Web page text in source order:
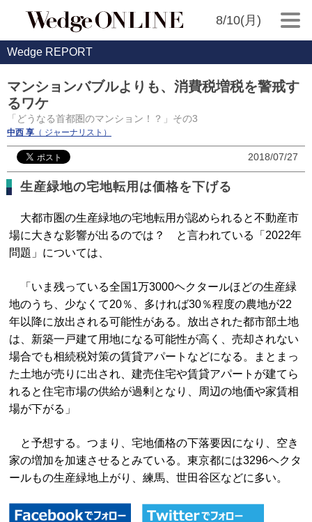
8/10(月)
Wedge REPORT
マンションバブルよりも、消費税増税を警戒す
るワケ
「どうなる首都圏のマンション！？」その3
中西 享 （ ジャーナリスト）
2018/07/27
生産緑地の宅地転用は価格を下げる
大都市圏の生産緑地の宅地転用が認められると不動産市
場に大きな影響が出るのでは？ と言われている「2022年
問題」については、
「いま残っている全国1万3000ヘクタールほどの生産緑
地のうち、少なくて20％、多ければ30％程度の農地が22
年以降に放出される可能性がある。放出された都市部土地
は、新築一戸建て用地になる可能性が高く、売却されない
場合でも相続税対策の賃貸アパートなどになる。まとまっ
た土地が売りに出され、建売住宅や賃貸アパートが建てら
れると住宅市場の供給が過剰となり、周辺の地価や家賃相
場が下がる」
と予想する。つまり、宅地価格の下落要因になり、空き
家の増加を加速させるとみている。東京都には3296ヘクタ
ールもの生産緑地上がり、練馬、世田谷区などに多い。